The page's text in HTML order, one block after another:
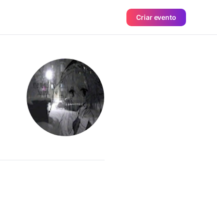
Criar evento